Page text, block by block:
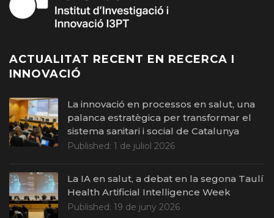
ACTUALITAT RECENT EN RECERCA I
INNOVACIÓ
La innovació en processos en salut, una
palanca estratègica per transformar el
sistema sanitari i social de Catalunya
Published: 1 de juliol 2026
La IA en salut, a debat en la segona Taulí
Health Artificial Intelligence Week
Published: 19 de juny 2026